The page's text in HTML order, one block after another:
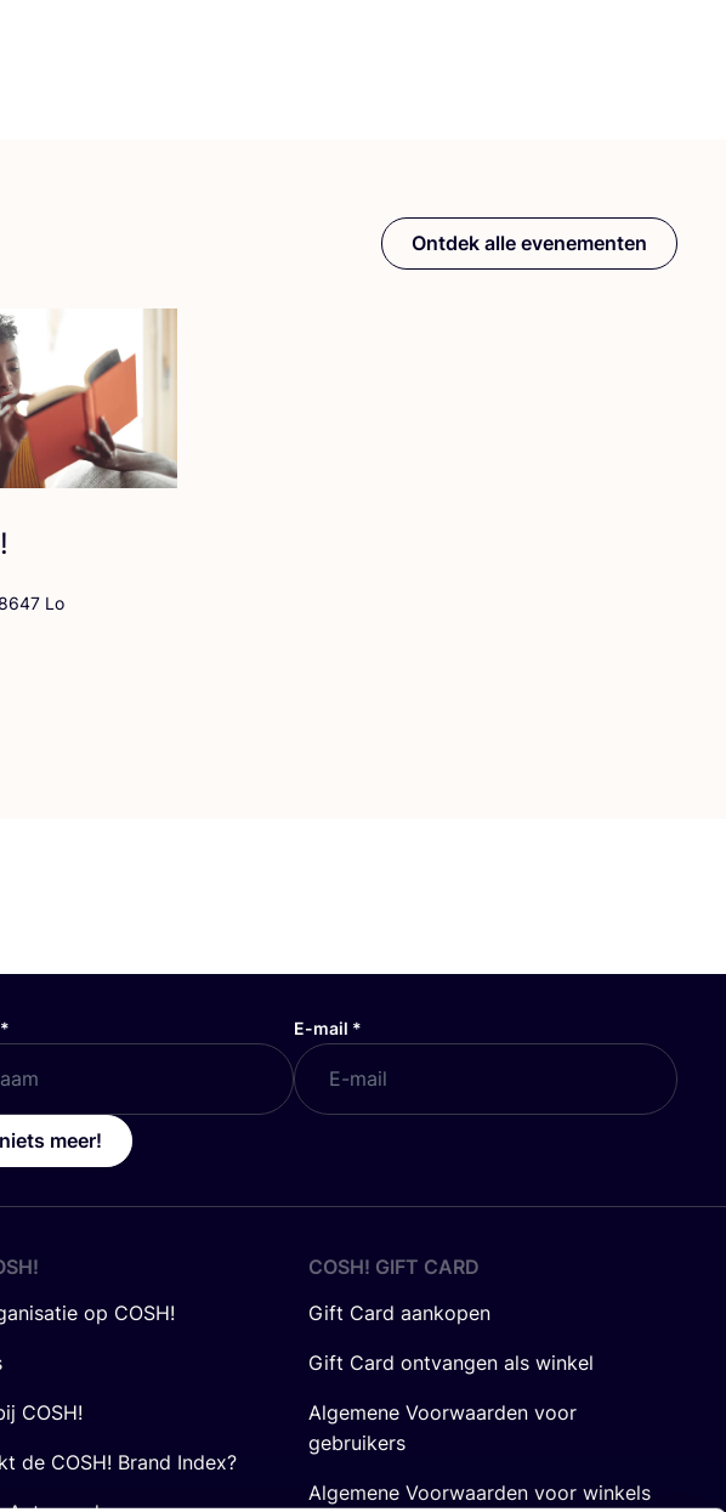
Lo
Ontdek alle evenementen
* E-mail *
meer!
!
op COSH!
COSH!
de COSH! Brand Index?
COSH! GIFT CARD
Gift Card aankopen
Gift Card ontvangen als winkel
Algemene Voorwaarden voor
gebruikers
Algemene Voorwaarden voor winkels